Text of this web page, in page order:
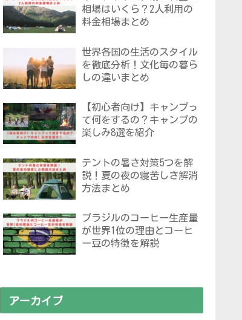
相場はいくら？2人利用の
料金相場まとめ
世界各国の生活のスタイル
を徹底分析！文化毎の暮ら
しの違いまとめ
【初心者向け】キャンプっ
て何をするの？キャンプの
楽しみ8選を紹介
テントの暑さ対策5つを解
説！夏の夜の寝苦しさ解消
方法まとめ
ブラジルのコーヒー生産量
が世界1位の理由とコーヒ
ー豆の特徴を解説
アーカイブ